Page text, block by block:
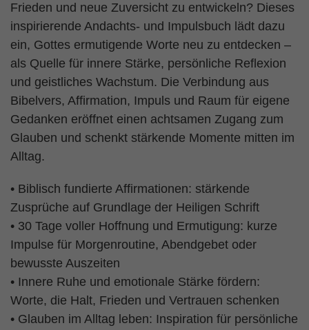
Frieden und neue Zuversicht zu entwickeln? Dieses
inspirierende Andachts- und Impulsbuch lädt dazu
ein, Gottes ermutigende Worte neu zu entdecken –
als Quelle für innere Stärke, persönliche Reflexion
und geistliches Wachstum. Die Verbindung aus
Bibelvers, Affirmation, Impuls und Raum für eigene
Gedanken eröffnet einen achtsamen Zugang zum
Glauben und schenkt stärkende Momente mitten im
Alltag.
• Biblisch fundierte Affirmationen: stärkende
Zusprüche auf Grundlage der Heiligen Schrift
• 30 Tage voller Hoffnung und Ermutigung: kurze
Impulse für Morgenroutine, Abendgebet oder
bewusste Auszeiten
• Innere Ruhe und emotionale Stärke fördern:
Worte, die Halt, Frieden und Vertrauen schenken
• Glauben im Alltag leben: Inspiration für persönliche